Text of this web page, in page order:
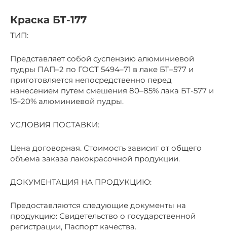
Краска БТ-177
ТИП:
Представляет собой суспензию алюминиевой
пудры ПАП–2 по ГОСТ 5494–71 в лаке БТ–577 и
приготовляется непосредственно перед
нанесением путем смешения 80–85% лака БТ-577 и
15–20% алюминиевой пудры.
УСЛОВИЯ ПОСТАВКИ:
Цена договорная. Стоимость зависит от общего
объема заказа лакокрасочной продукции.
ДОКУМЕНТАЦИЯ НА ПРОДУКЦИЮ:
Предоставляются следующие документы на
продукцию: Свидетельство о государственной
регистрации, Паспорт качества.